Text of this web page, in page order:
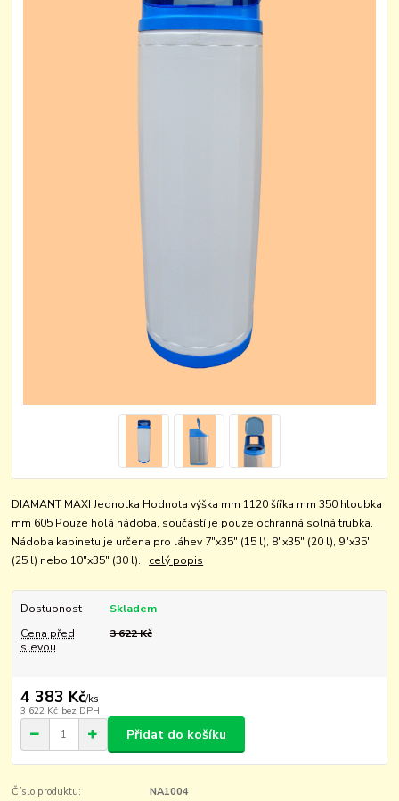
DIAMANT MAXI Jednotka Hodnota výška mm 1120 šířka mm 350 hloubka
mm 605 Pouze holá nádoba, součástí je pouze ochranná solná trubka.
Nádoba kabinetu je určena pro láhev 7"x35" (15 l), 8"x35" (20 l), 9"x35"
(25 l) nebo 10"x35" (30 l). celý popis
Dostupnost
Skladem
Cena před
slevou
3 622 Kč
4 383 Kč/ks
3 622 Kč bez DPH
Přidat do košíku
Číslo produktu: NA1004